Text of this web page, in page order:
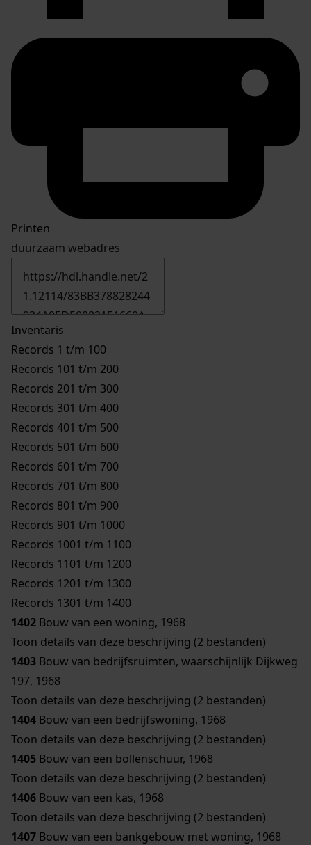
Printen
duurzaam webadres
Inventaris
Records 1 t/m 100
Records 101 t/m 200
Records 201 t/m 300
Records 301 t/m 400
Records 401 t/m 500
Records 501 t/m 600
Records 601 t/m 700
Records 701 t/m 800
Records 801 t/m 900
Records 901 t/m 1000
Records 1001 t/m 1100
Records 1101 t/m 1200
Records 1201 t/m 1300
Records 1301 t/m 1400
1402 Bouw van een woning, 1968
Toon details van deze beschrijving (2 bestanden)
1403 Bouw van bedrijfsruimten, waarschijnlijk Dijkweg
197, 1968
Toon details van deze beschrijving (2 bestanden)
1404 Bouw van een bedrijfswoning, 1968
Toon details van deze beschrijving (2 bestanden)
1405 Bouw van een bollenschuur, 1968
Toon details van deze beschrijving (2 bestanden)
1406 Bouw van een kas, 1968
Toon details van deze beschrijving (2 bestanden)
1407 Bouw van een bankgebouw met woning, 1968